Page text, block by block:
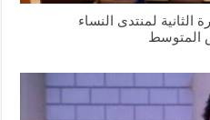
الثانية لمنتدى النساء
المتوسط